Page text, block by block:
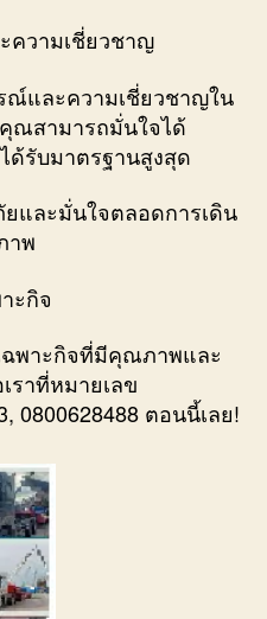
ความเชี่ยวชาญ
ณ์และความเชี่ยวชาญใน
ณสามารถมั่นใจได้
ด้รับมาตรฐานสูงสุด
และมั่นใจตลอดการเดิน
าพ
ะกิจ
พาะกิจที่มีคุณภาพและ
ราที่หมายเลข
0800628488 ตอนนี้เลย!